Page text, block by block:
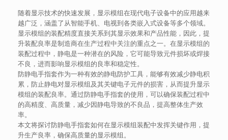
随着显示技术的快速发展，显示模组在现代电子设备中的应用越来
越广泛，涵盖了从智能手机、电视到各类嵌入式设备等多个领域。
显示模组的装配精度直接关系到其显示效果和产品性能，因此，提
升装配良率是制造商在生产过程中关注的重点之一。在显示模组的
装配过程中，静电是一种潜在的风险，它可能导致元件损坏或焊接
不良，进而影响显示模组的良率和稳定性。
防静电手指套作为一种有效的静电防护工具，能够有效减少静电积
累，防止静电对显示模组及其关键电子元件的损害，从而提升显示
模组的装配良率。通过防静电手指套的使用，可以确保装配过程中
的高精度、高质量，减少因静电导致的不良品，提高整体生产效
率。
本文将探讨防静电手指套如何在显示模组装配中发挥关键作用，提
升生产良率，确保高质量的显示模组。